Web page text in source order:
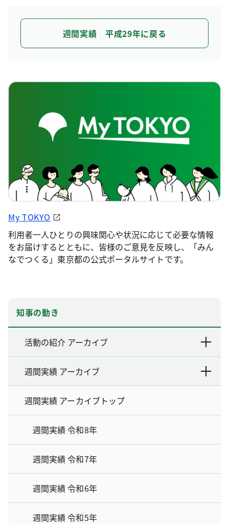
週間実績 平成29年に戻る
My TOKYO
利用者一人ひとりの興味関心や状況に応じて必要な情報
をお届けするとともに、皆様のご意見を反映し、「みん
なでつくる」東京都の公式ポータルサイトです。
知事の動き
活動の紹介 アーカイブ
週間実績 アーカイブ
週間実績 アーカイブトップ
週間実績 令和8年
週間実績 令和7年
週間実績 令和6年
週間実績 令和5年